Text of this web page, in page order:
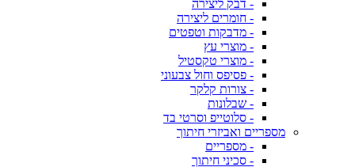
- דבק ליצירה
- חומרים ליצירה
- מדבקות וטפטים
- מוצרי עץ
- מוצרי טקסטיל
- פסיפס וחול צבעוני
- צורות קלקר
- שבלונות
- סלוטייפ וסרטי בד
מספריים ואביזרי חיתוך
- מספריים
- סכיני חיתוך